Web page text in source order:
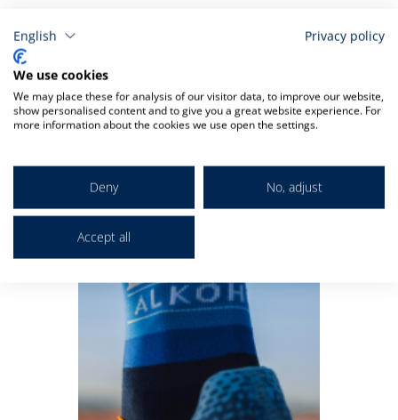
Verwandt
English Privacy policy
We use cookies
We may place these for analysis of our visitor data, to improve our website,
show personalised content and to give you a great website experience. For
more information about the cookies we use open the settings.
Deny No, adjust
Accept all